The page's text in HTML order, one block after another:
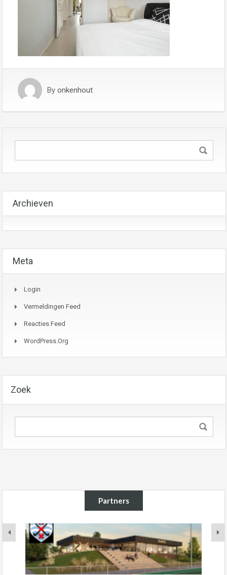
By onkenhout
Archieven
Meta
Login
Vermeldingen Feed
Reacties Feed
WordPress.org
Zoek
Partners